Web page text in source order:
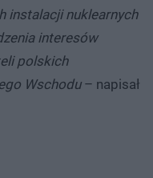
instalacji nuklearnych
interesów
polskich
Wschodu – napisał